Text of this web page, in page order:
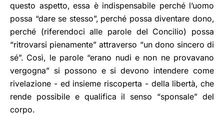
questo aspetto, essa è indispensabile perché l’uomo
possa “dare se stesso”, perché possa diventare dono,
perché (riferendoci alle parole del Concilio) possa
“ritrovarsi pienamente” attraverso “un dono sincero di
sé”. Così, le parole “erano nudi e non ne provavano
vergogna” si possono e si devono intendere come
rivelazione - ed insieme riscoperta - della libertà, che
rende possibile e qualifica il senso “sponsale” del
corpo.